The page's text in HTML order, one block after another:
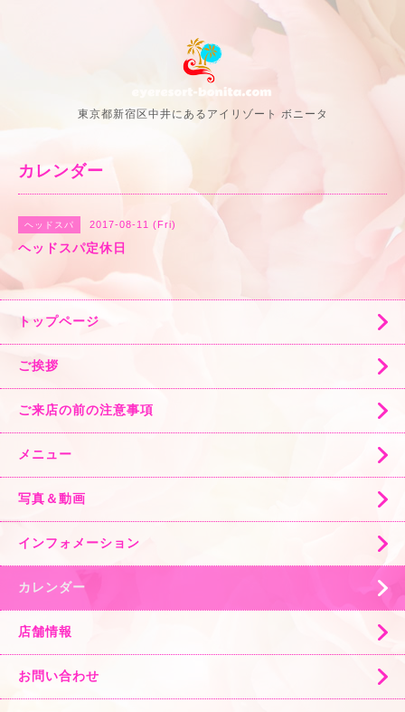
東京都新宿区中井にあるアイリゾート ボニータ
カレンダー
ヘッドスパ 2017-08-11 (Fri)
ヘッドスパ定休日
トップページ
ご挨拶
ご来店の前の注意事項
メニュー
写真＆動画
インフォメーション
カレンダー
店舗情報
お問い合わせ